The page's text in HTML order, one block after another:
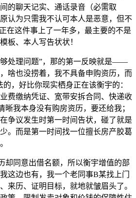
的聊天记实、通话录音（必需取
认为只需我不认可本人是恶意，但不
在这件事上了一年多，最主要的不是
板、本人写告状状！
理问题”，那的第一反映就是——
啥也没捞着，我不具备申购资历，而
，好比你现实栖身正在该衡宇的：
费缴纳凭证、宽带安拆合同、快递收
晰我本身没有购房资历，要还给我；
争议发生时第一时间告状，碰了就是
。而是第一时间找一位擅长房产胶葛
同意出借名额，所以衡宇增值的部
这边也有，我一个老同事B某找上门
来历、证明目标，就地就皱眉头了。